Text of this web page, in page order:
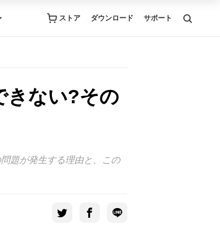
ストア ダウンロード サポート
きない?その
題が発生する理由と、この